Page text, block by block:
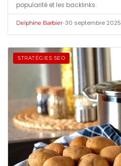
popularité et les backlinks.
Delphine Barbier•30 septembre 2025
STRATÉGIES SEO